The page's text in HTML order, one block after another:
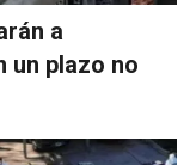
a
un plazo no